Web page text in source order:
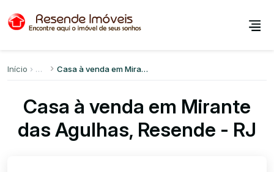
Início Casa à venda em Mirante das Agulhas
Casa à venda em Mirante
das Agulhas, Resende - RJ